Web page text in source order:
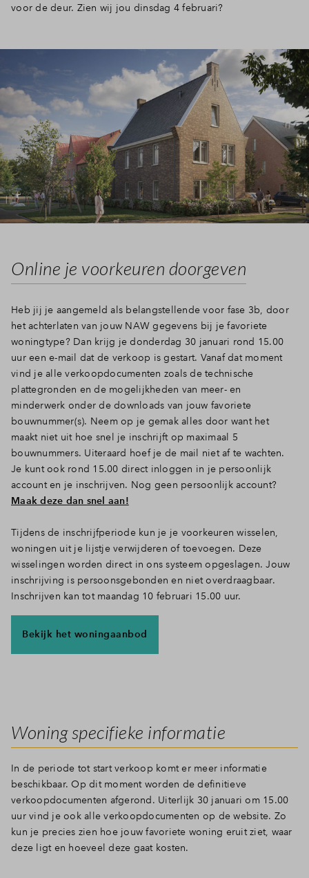
voor de deur. Zien wij jou dinsdag 4 februari?
Online je voorkeuren doorgeven
Heb jij je aangemeld als belangstellende voor fase 3b, door
het achterlaten van jouw NAW gegevens bij je favoriete
woningtype? Dan krijg je donderdag 30 januari rond 15.00
uur een e-mail dat de verkoop is gestart. Vanaf dat moment
vind je alle verkoopdocumenten zoals de technische
plattegronden en de mogelijkheden van meer- en
minderwerk onder de downloads van jouw favoriete
bouwnummer(s). Neem op je gemak alles door want het
maakt niet uit hoe snel je inschrijft op maximaal 5
bouwnummers. Uiteraard hoef je de mail niet af te wachten.
Je kunt ook rond 15.00 direct inloggen in je persoonlijk
account en je inschrijven. Nog geen persoonlijk account?
Maak deze dan snel aan!
Tijdens de inschrijfperiode kun je je voorkeuren wisselen,
woningen uit je lijstje verwijderen of toevoegen. Deze
wisselingen worden direct in ons systeem opgeslagen. Jouw
inschrijving is persoonsgebonden en niet overdraagbaar.
Inschrijven kan tot maandag 10 februari 15.00 uur.
Bekijk het woningaanbod
Woning specifieke informatie
In de periode tot start verkoop komt er meer informatie
beschikbaar. Op dit moment worden de definitieve
verkoopdocumenten afgerond. Uiterlijk 30 januari om 15.00
uur vind je ook alle verkoopdocumenten op de website. Zo
kun je precies zien hoe jouw favoriete woning eruit ziet, waar
deze ligt en hoeveel deze gaat kosten.